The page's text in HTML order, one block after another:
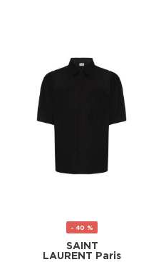
- 40 %
SAINT
LAURENT Paris